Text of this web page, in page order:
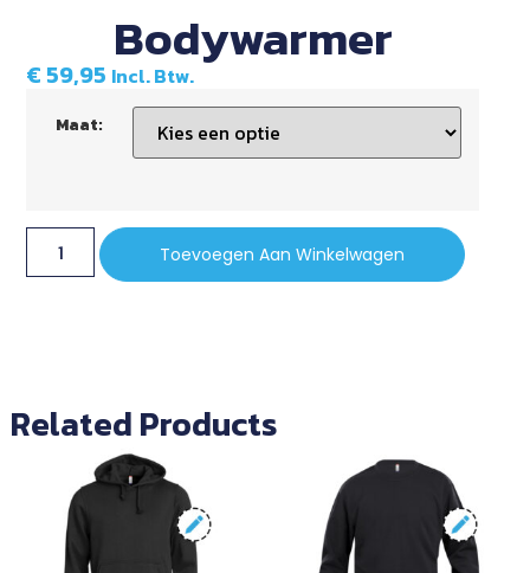
Bodywarmer
€ 59,95 Incl. Btw.
Maat:
Toevoegen Aan Winkelwagen
Related Products